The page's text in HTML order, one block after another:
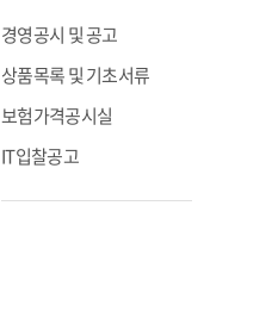
경영공시 및 공고
상품목록 및 기초서류
보험가격공시실
IT입찰공고